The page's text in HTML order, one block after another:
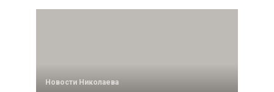
Новости Николаева